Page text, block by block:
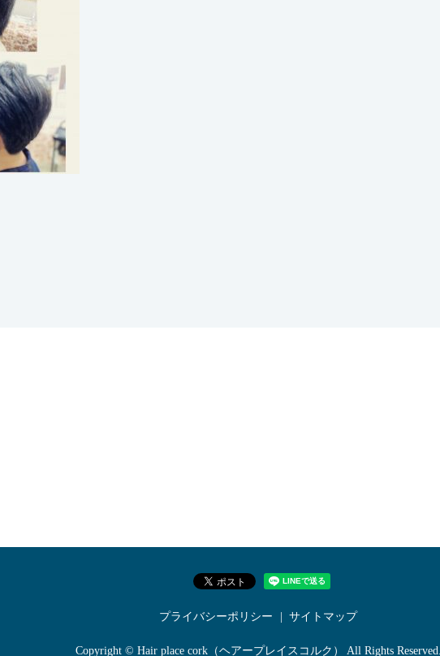
プライバシーポリシー サイトマップ
Copyright © Hair place cork（ヘアープレイスコルク） All Rights Reserved.